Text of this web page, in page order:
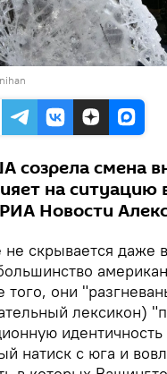
созрела смена
на ситуацию
Новости
скрывается даже
того, они
лексикон)
натиск с юга и